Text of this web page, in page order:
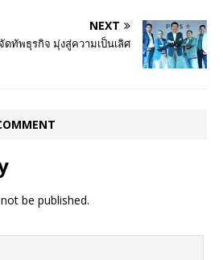
NEXT
ทัพธุรกิจ มุ่งสู่ความเป็นเลิศ
be published.